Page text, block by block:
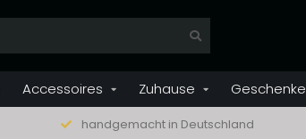
Accessoires Zuhause Geschenke
handgemacht in Deutschland